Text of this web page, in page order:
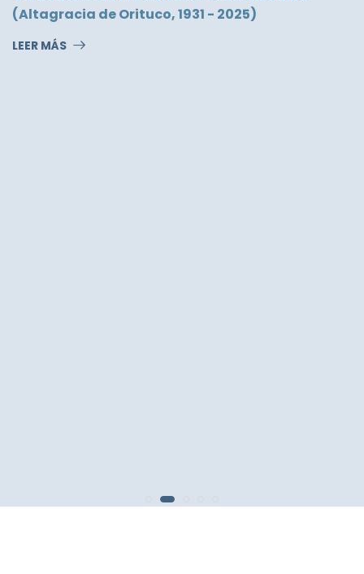
(Altagracia de Orituco, 1931 - 2025)
LEER MÁS